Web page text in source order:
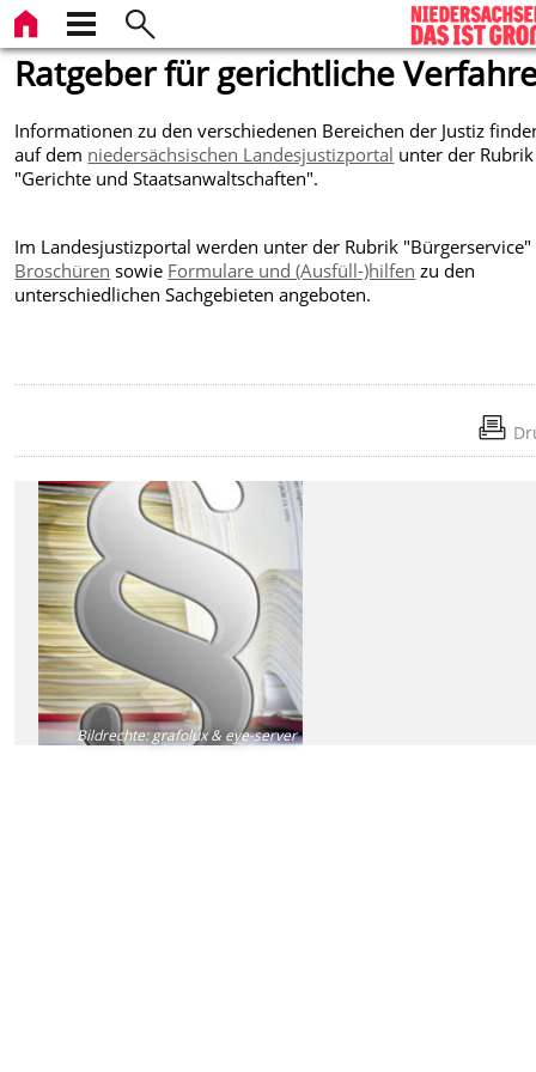
Ratgeber für gerichtliche
Informationen zu den verschiedenen Bereichen der Justiz
auf dem niedersächsischen Landesjustizportal unter der Rubrik
"Gerichte und Staatsanwaltschaften".
Im Landesjustizportal werden unter der Rubrik "Bürgerservice"
Broschüren sowie Formulare und (Ausfüll-)hilfen zu den
unterschiedlichen Sachgebieten angeboten.
Bildrechte:grafolux & eye-server